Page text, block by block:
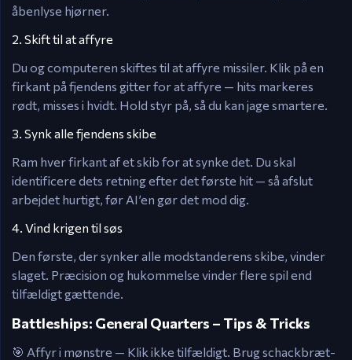
åbenlyse hjørner.
2. Skift til at affyre
Du og computeren skiftes til at affyre missiler. Klik på en
firkant på fjendens gitter for at affyre — hits markeres
rødt, misses i hvidt. Hold styr på, så du kan jage smartere.
3. Synk alle fjendens skibe
Ram hver firkant af et skib for at synke det. Du skal
identificere dets retning efter det første hit — så afslut
arbejdet hurtigt, før AI’en gør det mod dig.
4. Vind krigen til søs
Den første, der synker alle modstanderens skibe, vinder
slaget. Præcision og hukommelse vinder flere spil end
tilfældigt gættende.
Battleships: General Quarters – Tips & Tricks
🎯 Affyr i mønstre — Klik ikke tilfældigt. Brug schackbræt-